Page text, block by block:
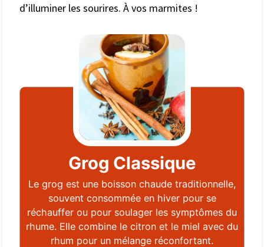
d’illuminer les sourires. À vos marmites !
Grog Classique
Le grog est une boisson chaude traditionnelle,
souvent consommée en hiver pour se
réchauffer ou pour soulager les symptômes du
rhume. Elle combine le citron et le miel avec du
rhum pour un mélange réconfortant.